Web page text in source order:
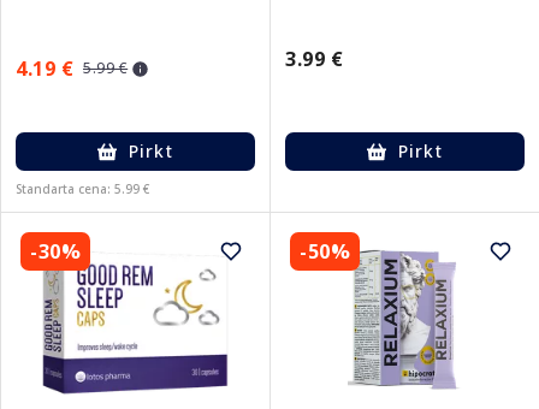
4.19 € 5.99 €
Pirkt
Standarta cena: 5.99 €
3.99 €
Pirkt
-30% -50%